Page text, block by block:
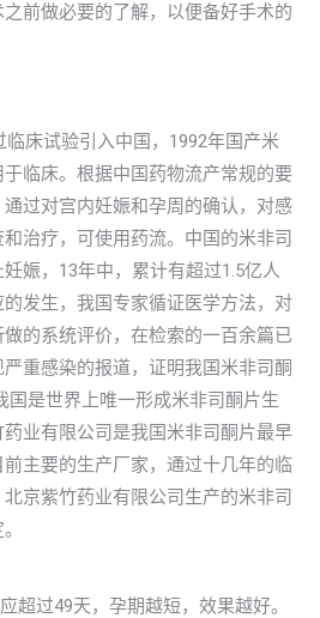
前做必要的了解，以便备好手术的
床试验引入中国，1992年国产米
临床。根据中国药物流产常规的要
过对宫内妊娠和孕周的确认，对感
治疗，可使用药流。中国的米非司
娠，13年中，累计有超过1.5亿人
发生，我国专家循证医学方法，对
的系统评价，在检索的一百余篇已
重感染的报道，证明我国米非司酮
国是世界上唯一形成米非司酮片生
业有限公司是我国米非司酮片最早
主要的生产厂家，通过十几年的临
京紫竹药业有限公司生产的米非司
超过49天，孕期越短，效果越好。